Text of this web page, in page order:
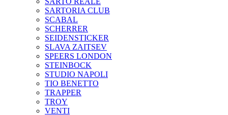
SARTORIA CLUB
SCABAL
SCHERRER
SEIDENSTICKER
SLAVA ZAITSEV
SPEERS LONDON
STEINBOCK
STUDIO NAPOLI
TIO BENETTO
TRAPPER
TROY
VENTI